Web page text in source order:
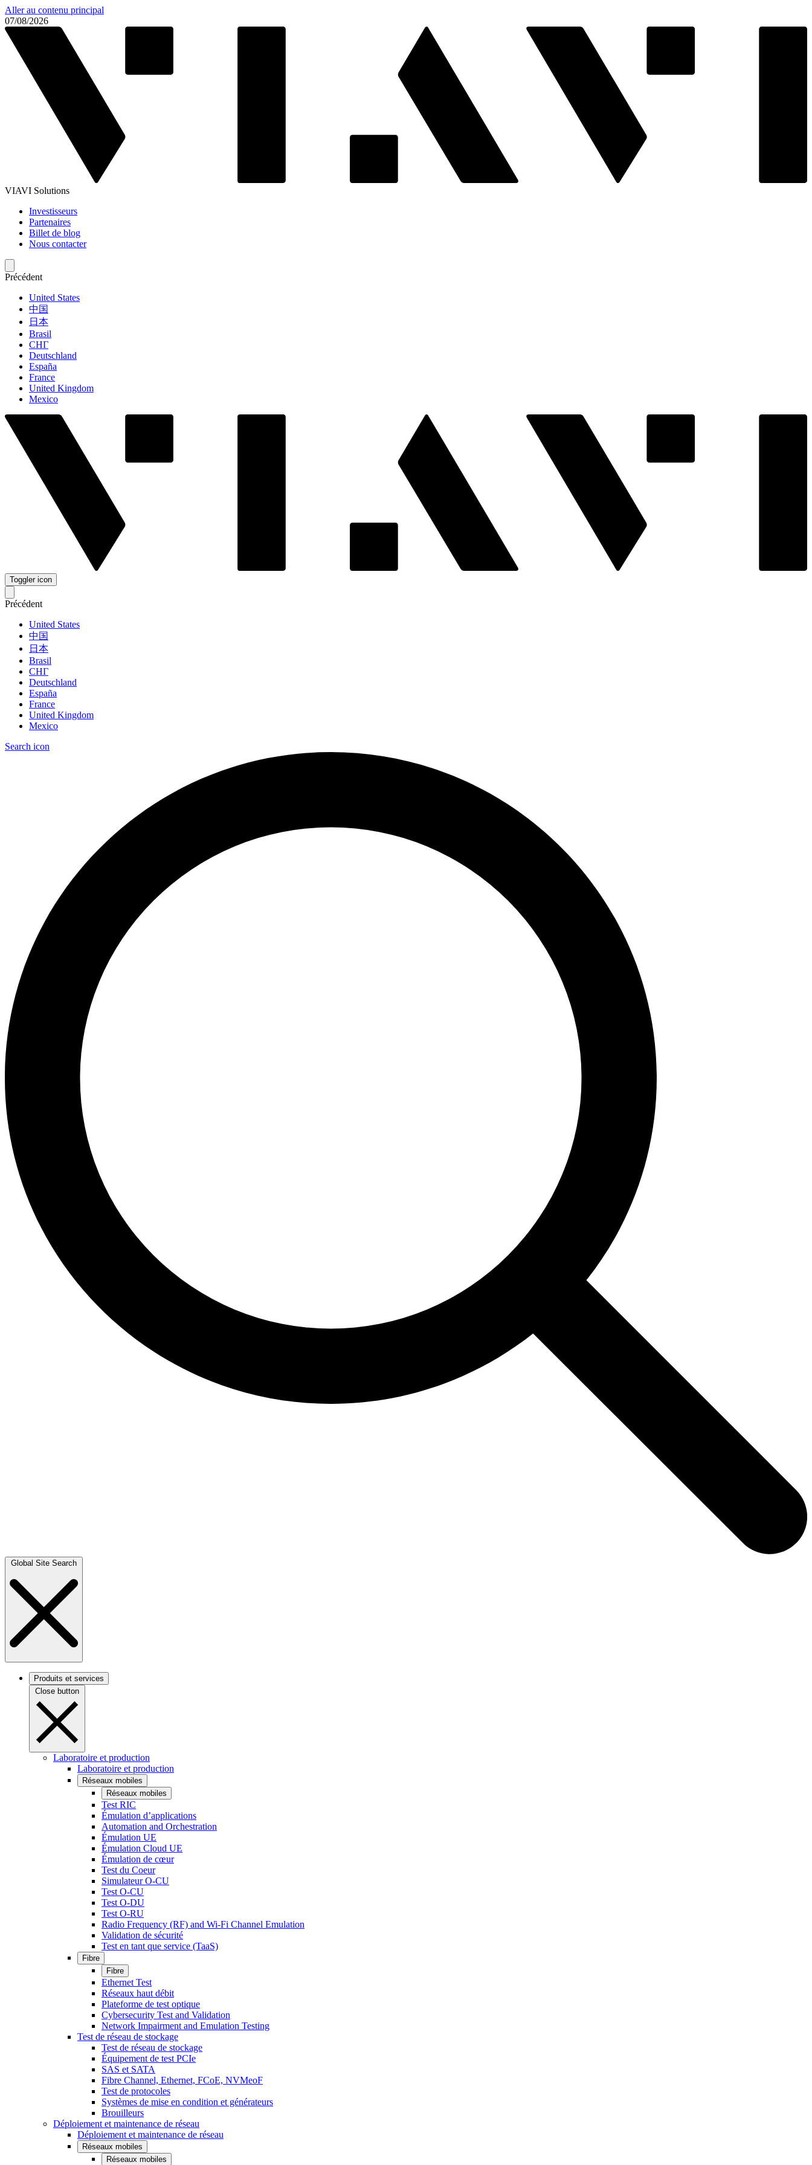
Aller au contenu principal
07/08/2026
VIAVI Solutions
Investisseurs
Partenaires
Billet de blog
Nous contacter
Précédent
United States
中国
日本
Brasil
СНГ
Deutschland
España
France
United Kingdom
Mexico
Toggler icon
Précédent
United States
中国
日本
Brasil
СНГ
Deutschland
España
France
United Kingdom
Mexico
Search icon
Global Site Search
Produits et services
Close button
Laboratoire et production
Laboratoire et production
Réseaux mobiles
Réseaux mobiles
Test RIC
Émulation d’applications
Automation and Orchestration
Émulation UE
Émulation Cloud UE
Émulation de cœur
Test du Coeur
Simulateur O-CU
Test O-CU
Test O-DU
Test O-RU
Radio Frequency (RF) and Wi-Fi Channel Emulation
Validation de sécurité
Test en tant que service (TaaS)
Fibre
Fibre
Ethernet Test
Réseaux haut débit
Plateforme de test optique
Cybersecurity Test and Validation
Network Impairment and Emulation Testing
Test de réseau de stockage
Test de réseau de stockage
Équipement de test PCIe
SAS et SATA
Fibre Channel, Ethernet, FCoE, NVMeoF
Test de protocoles
Systèmes de mise en condition et générateurs
Brouilleurs
Déploiement et maintenance de réseau
Déploiement et maintenance de réseau
Réseaux mobiles
Réseaux mobiles